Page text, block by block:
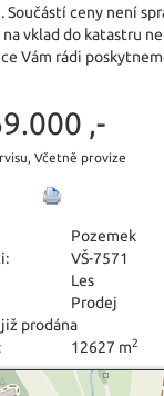
Součástí ceny není
na vklad do katastru
Vám rádi
,-
Včetně provize
Pozemek
VŠ-7571
Les
Prodej
prodána
12627 m2